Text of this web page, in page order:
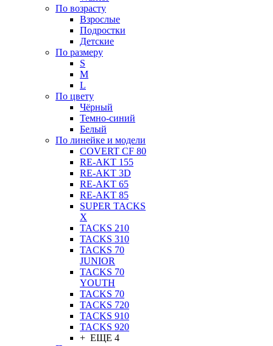
По возрасту
Взрослые
Подростки
Детские
По размеру
S
M
L
По цвету
Чёрный
Темно-синий
Белый
По линейке и модели
COVERT CF 80
RE-AKT 155
RE-AKT 3D
RE-AKT 65
RE-AKT 85
SUPER TACKS
X
TACKS 210
TACKS 310
TACKS 70
JUNIOR
TACKS 70
YOUTH
TACKS 70
TACKS 720
TACKS 910
TACKS 920
+ ЕЩЕ 4